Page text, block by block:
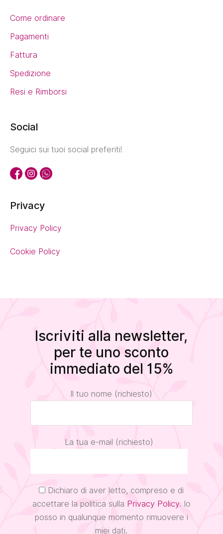
Come ordinare
Pagamenti
Fattura
Spedizione
Resi e Rimborsi
Social
Seguici sui tuoi social preferiti!
Privacy
Privacy Policy
Cookie Policy
Iscriviti alla newsletter,
per te uno sconto
immediato del 15%
Il tuo nome (richiesto)
La tua e-mail (richiesto)
Dichiaro di aver letto, compreso e di
accettare la politica sulla Privacy Policy. Io
posso in qualunque momento rimuovere i
miei dati.